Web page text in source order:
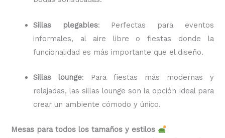
Sillas plegables: Perfectas para eventos
informales, al aire libre o fiestas donde la
funcionalidad es más importante que el diseño.
Sillas lounge: Para fiestas más modernas y
relajadas, las sillas lounge son la opción ideal para
crear un ambiente cómodo y único.
Mesas para todos los tamaños y estilos